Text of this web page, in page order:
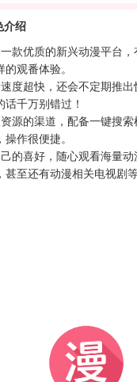
介绍​
款优质的新兴动漫平台
观番体验。​
度超快，还会不定期推
千万别错过！​
源的渠道，配备一键搜
作很便捷。​
的喜好，随心观看海量动
甚至还有动漫相关电视剧等